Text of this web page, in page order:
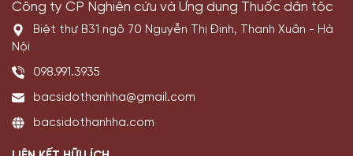
Công ty CP Nghiên cứu và Ứng dụng Thuốc dân tộc
Biệt thự B31 ngõ 70 Nguyễn Thị Định, Thanh Xuân - Hà
Nội
098.991.3935
bacsidothanhha@gmail.com
bacsidothanhha.com